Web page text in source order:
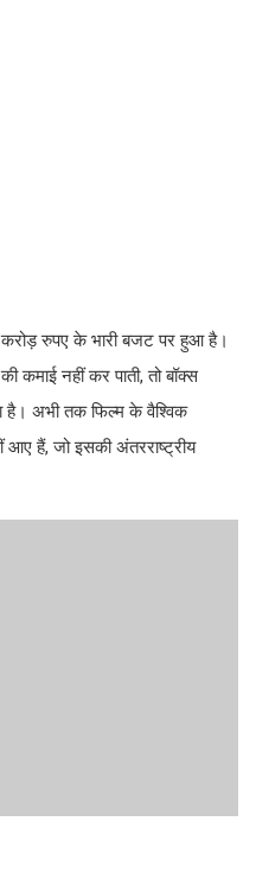
करोड़ रुपए के भारी बजट पर हुआ है।
कमाई नहीं कर पाती, तो बॉक्स
है। अभी तक फिल्म के वैश्विक
हैं, जो इसकी अंतरराष्ट्रीय